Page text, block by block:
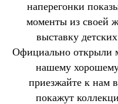
наперегонки
моменты из своей
выставку
Официально открыли
нашему
приезжайте к нам
покажут